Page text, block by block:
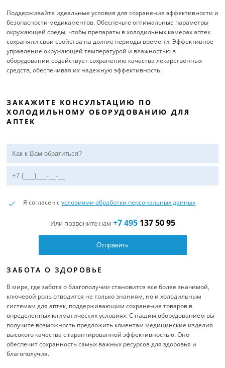
Поддерживайте идеальные условия для сохранения эффективности и
безопасности медикаментов. Обеспечьте оптимальные параметры
окружающей среды, чтобы препараты в холодильных камерах аптек
сохраняли свои свойства на долгие периоды времени. Эффективное
управление окружающей температурой и влажностью в
оборудовании содействует сохранению качества лекарственных
средств, обеспечивая их надежную эффективность.
ЗАКАЖИТЕ КОНСУЛЬТАЦИЮ ПО
ХОЛОДИЛЬНОМУ ОБОРУДОВАНИЮ ДЛЯ
АПТЕК
Я согласен сусловиями обработки персональных данных
Или позвоните нам +7 495137 50 95
ЗАБОТА О ЗДОРОВЬЕ
В мире, где забота о благополучии становится все более значимой,
ключевой роль отводится не только знаниям, но и холодильным
системам для аптек, поддерживающим сохранение товаров в
определенных климатических условиях. С нашим оборудованием вы
получите возможность предложить клиентам медицинские изделия
высокого качества с гарантированной эффективностью. Оно
обеспечит сохранность самых важных ресурсов для здоровья и
благополучия.